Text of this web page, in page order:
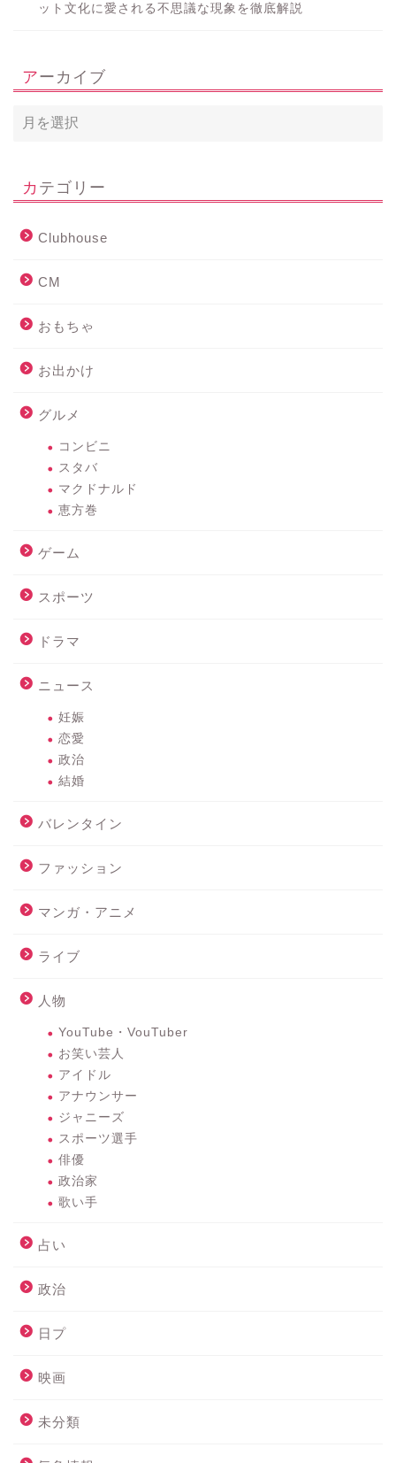
ット文化に愛される不思議な現象を徹底解説
アーカイブ
カテゴリー
Clubhouse
CM
おもちゃ
お出かけ
グルメ
コンビニ
スタバ
マクドナルド
恵方巻
ゲーム
スポーツ
ドラマ
ニュース
妊娠
恋愛
政治
結婚
バレンタイン
ファッション
マンガ・アニメ
ライブ
人物
YouTube・VouTuber
お笑い芸人
アイドル
アナウンサー
ジャニーズ
スポーツ選手
俳優
政治家
歌い手
占い
政治
日プ
映画
未分類